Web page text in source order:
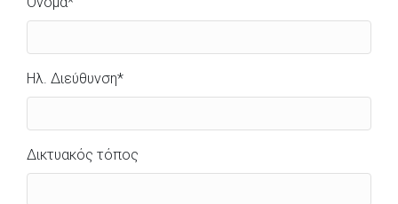
Ηλ. Διεύθυνση*
Δικτυακός τόπος